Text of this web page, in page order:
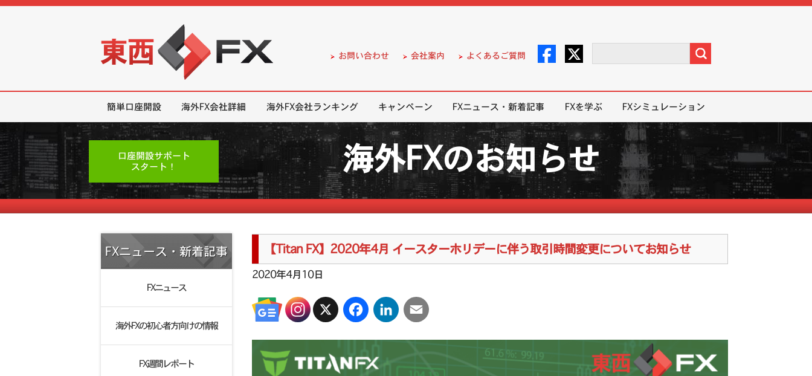
お問い合わせ 会社案内 よくあるご質問
簡単口座開設 海外FX会社詳細 海外FX会社ランキング キャンペーン FXニュース・新着記事 FXを学ぶ FXシミュレーション
口座開設サポート
スタート！
海外FXのお知らせ
FXニュース・新着記事
FXニュース
海外FXの初心者方向けの情報
FX週間レポート
【Titan FX】2020年4月 イースターホリデーに伴う取引時間変更についてお知らせ
2020年4月10日